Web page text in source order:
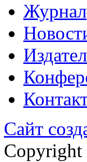
Журнал
Сайт
Copyright